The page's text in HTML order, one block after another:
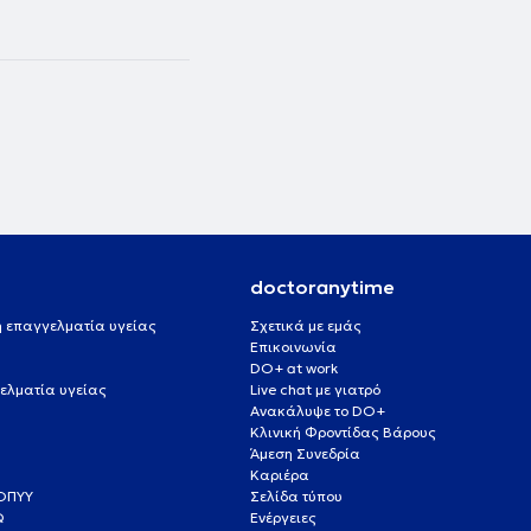
επαγγελματία υγείας
υγείας
doctoranytime
Σχετικά με εμάς
Επικοινωνία
DO+ at work
Live chat με γιατρό
Ανακάλυψε το DO+
Κλινική Φροντίδας Βάρους
Άμεση Συνεδρία
Καριέρα
Σελίδα τύπου
Ενέργειες